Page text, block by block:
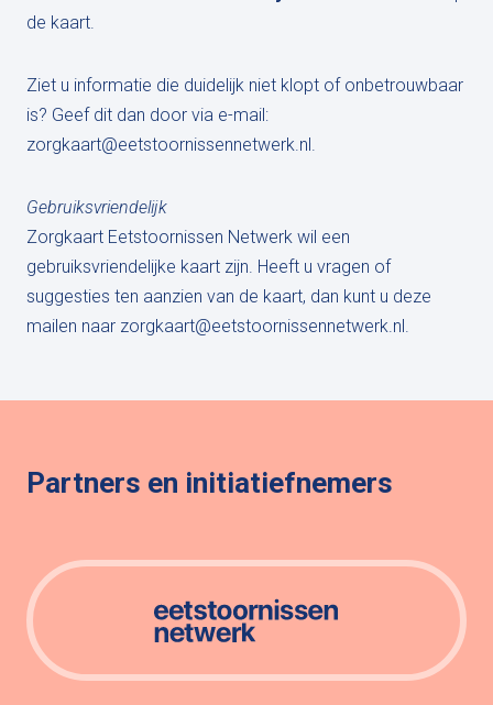
de kaart.
Ziet u informatie die duidelijk niet klopt of onbetrouwbaar
is? Geef dit dan door via e-mail:
zorgkaart@eetstoornissennetwerk.nl.
Gebruiksvriendelijk
Zorgkaart Eetstoornissen Netwerk wil een
gebruiksvriendelijke kaart zijn. Heeft u vragen of
suggesties ten aanzien van de kaart, dan kunt u deze
mailen naar zorgkaart@eetstoornissennetwerk.nl.
Partners en initiatiefnemers